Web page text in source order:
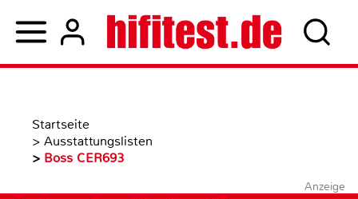
Startseite
> Ausstattungslisten
> Boss CER693
Anzeige